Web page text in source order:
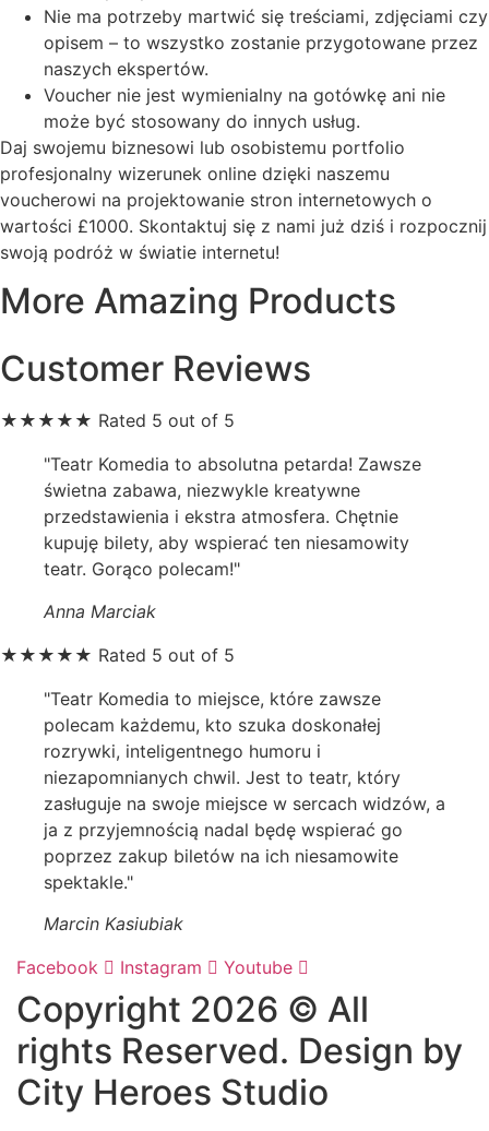
Nie ma potrzeby martwić się treściami, zdjęciami czy
opisem – to wszystko zostanie przygotowane przez
naszych ekspertów.
Voucher nie jest wymienialny na gotówkę ani nie
może być stosowany do innych usług.
Daj swojemu biznesowi lub osobistemu portfolio
profesjonalny wizerunek online dzięki naszemu
voucherowi na projektowanie stron internetowych o
wartości £1000. Skontaktuj się z nami już dziś i rozpocznij
swoją podróż w światie internetu!
More Amazing Products
Customer Reviews
★ ★ ★ ★ ★ Rated 5 out of 5
"Teatr Komedia to absolutna petarda! Zawsze
świetna zabawa, niezwykle kreatywne
przedstawienia i ekstra atmosfera. Chętnie
kupuję bilety, aby wspierać ten niesamowity
teatr. Gorąco polecam!"
Anna Marciak
★ ★ ★ ★ ★ Rated 5 out of 5
"Teatr Komedia to miejsce, które zawsze
polecam każdemu, kto szuka doskonałej
rozrywki, inteligentnego humoru i
niezapomnianych chwil. Jest to teatr, który
zasługuje na swoje miejsce w sercach widzów, a
ja z przyjemnością nadal będę wspierać go
poprzez zakup biletów na ich niesamowite
spektakle."
Marcin Kasiubiak
Facebook
Instagram Youtube
Copyright 2026 © All
rights Reserved. Design by
City Heroes Studio